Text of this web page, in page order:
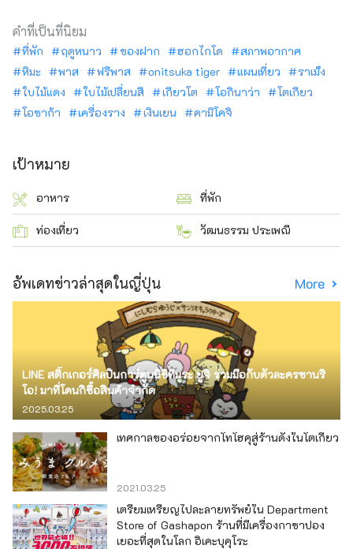
คำที่เป็นที่นิยม
ที่พัก ฤดูหนาว ของฝาก ฮอกไกโด
สภาพอากาศ
หิมะ
พาส ฟรีพาส onitsuka tiger แผนเที่ยว
ราเม็ง
ใบไม้แดง
ใบไม้เปลี่ยนสี เกียวโต โอกินาว่า
โตเกียว
โอซาก้า
เครื่องราง เงินเยน คามิโคจิ
เป้าหมาย
อาหาร ที่พัก
ท่องเที่ยว วัฒนธรรม ประเพณี
อัพเดทข่าวล่าสุดในญี่ปุ่น More
LINE สติ๊กเกอร์ศิลปินการ์ตูนนิชิทีมูระ ยูจิ ร่วมมือกับตัวละครซานริ
โอ! มาที่โดนกิซื้อสินค้าจำกัด
2025.03.25
เทศกาลของอร่อยจากโทโฮคุสู่ร้านดังในโตเกียว
2021.03.25
เตรียมเหรียญไปละลายทรัพย์ใน Department
Store of Gashapon ร้านที่มีเครื่องกาชาปอง
เยอะที่สุดในโลก อิเคะบุคุโระ